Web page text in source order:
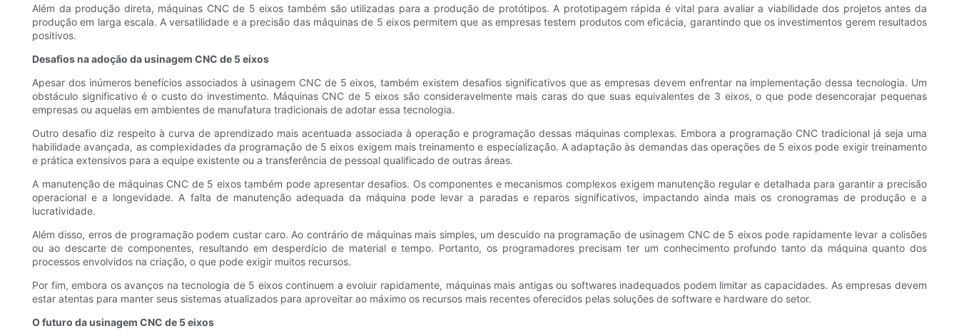
Além da produção direta, máquinas CNC de 5 eixos também são utilizadas para a produção de protótipos. A prototipagem rápida é vital para avaliar a viabilidade dos projetos antes da
produção em larga escala. A versatilidade e a precisão das máquinas de 5 eixos permitem que as empresas testem produtos com eficácia, garantindo que os investimentos gerem resultados
positivos.
Desafios na adoção da usinagem CNC de 5 eixos
Apesar dos inúmeros benefícios associados à usinagem CNC de 5 eixos, também existem desafios significativos que as empresas devem enfrentar na implementação dessa tecnologia. Um
obstáculo significativo é o custo do investimento. Máquinas CNC de 5 eixos são consideravelmente mais caras do que suas equivalentes de 3 eixos, o que pode desencorajar pequenas
empresas ou aquelas em ambientes de manufatura tradicionais de adotar essa tecnologia.
Outro desafio diz respeito à curva de aprendizado mais acentuada associada à operação e programação dessas máquinas complexas. Embora a programação CNC tradicional já seja uma
habilidade avançada, as complexidades da programação de 5 eixos exigem mais treinamento e especialização. A adaptação às demandas das operações de 5 eixos pode exigir treinamento
e prática extensivos para a equipe existente ou a transferência de pessoal qualificado de outras áreas.
A manutenção de máquinas CNC de 5 eixos também pode apresentar desafios. Os componentes e mecanismos complexos exigem manutenção regular e detalhada para garantir a precisão
operacional e a longevidade. A falta de manutenção adequada da máquina pode levar a paradas e reparos significativos, impactando ainda mais os cronogramas de produção e a
lucratividade.
Além disso, erros de programação podem custar caro. Ao contrário de máquinas mais simples, um descuido na programação de usinagem CNC de 5 eixos pode rapidamente levar a colisões
ou ao descarte de componentes, resultando em desperdício de material e tempo. Portanto, os programadores precisam ter um conhecimento profundo tanto da máquina quanto dos
processos envolvidos na criação, o que pode exigir muitos recursos.
Por fim, embora os avanços na tecnologia de 5 eixos continuem a evoluir rapidamente, máquinas mais antigas ou softwares inadequados podem limitar as capacidades. As empresas devem
estar atentas para manter seus sistemas atualizados para aproveitar ao máximo os recursos mais recentes oferecidos pelas soluções de software e hardware do setor.
O futuro da usinagem CNC de 5 eixos